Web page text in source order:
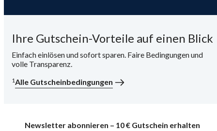
Ihre Gutschein-Vorteile auf einen Blick
Einfach einlösen und sofort sparen. Faire Bedingungen und
volle Transparenz.
1Alle Gutscheinbedingungen
Newsletter abonnieren – 10 € Gutschein erhalten